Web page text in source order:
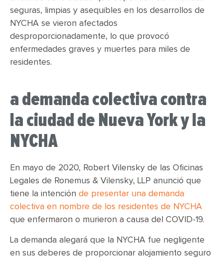
seguras, limpias y asequibles en los desarrollos de
NYCHA se vieron afectados
desproporcionadamente, lo que provocó
enfermedades graves y muertes para miles de
residentes.
a demanda colectiva contra
la ciudad de Nueva York y la
NYCHA
En mayo de 2020, Robert Vilensky de las Oficinas
Legales de Ronemus & Vilensky, LLP anunció que
tiene la intención de presentar una demanda
colectiva en nombre de los residentes de NYCHA
que enfermaron o murieron a causa del COVID-19.
La demanda alegará que la NYCHA fue negligente
en sus deberes de proporcionar alojamiento seguro